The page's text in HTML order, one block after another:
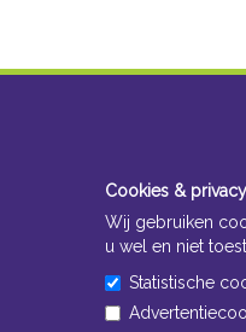
Cookies & privacy
Wij gebruiken
u wel en niet
Statistische